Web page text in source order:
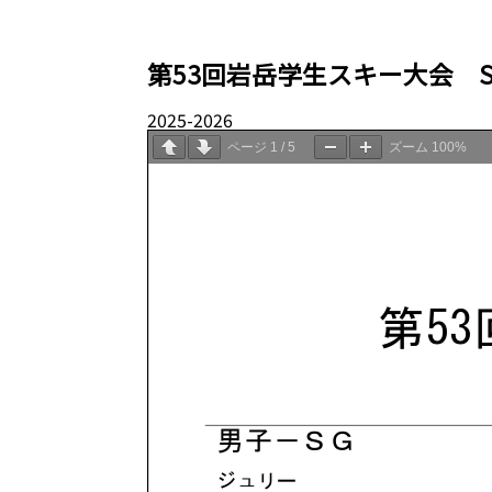
第53回岩岳学生スキー大会
2025-2026
ページ 1 /5 ズーム 100%